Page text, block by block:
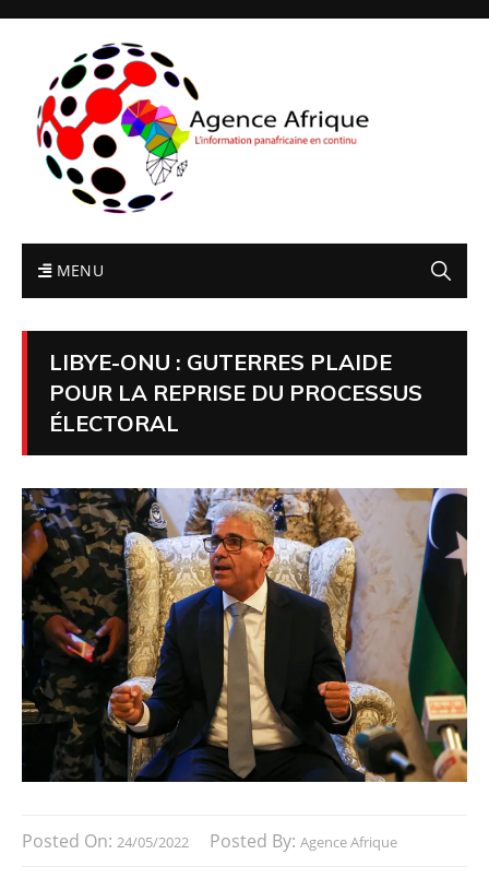
MENU
LIBYE-ONU : GUTERRES PLAIDE
POUR LA REPRISE DU PROCESSUS
ÉLECTORAL
Posted On: 24/05/2022 Posted By: Agence Afrique